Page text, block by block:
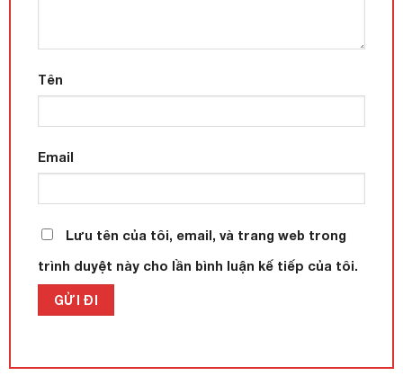
Tên
Email
Lưu tên của tôi, email, và trang web trong
trình duyệt này cho lần bình luận kế tiếp của tôi.